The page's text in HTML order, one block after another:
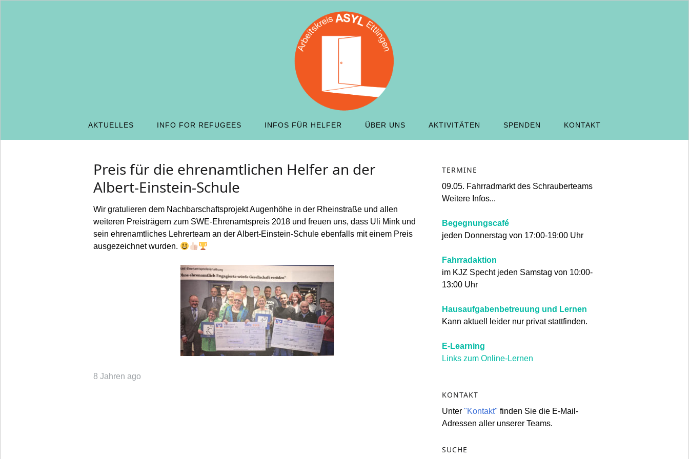
AKTUELLES INFO FOR REFUGEES INFOS FÜR HELFER ÜBER UNS AKTIVITÄTEN SPENDEN KONTAKT
Preis für die ehrenamtlichen Helfer an der
Albert-Einstein-Schule
Wir gratulieren dem Nachbarschaftsprojekt Augenhöhe in der Rheinstraße und allen
weiteren Preisträgern zum SWE-Ehrenamtspreis 2018 und freuen uns, dass Uli Mink und
sein ehrenamtliches Lehrerteam an der Albert-Einstein-Schule ebenfalls mit einem Preis
ausgezeichnet wurden.
8 Jahren ago
TERMINE
09.05. Fahrradmarkt des Schrauberteams
Weitere Infos...
Begegnungscafé
jeden Donnerstag von 17:00-19:00 Uhr
Fahrradaktion
im KJZ Specht jeden Samstag von 10:00-
13:00 Uhr
Hausaufgabenbetreuung und Lernen
Kann aktuell leider nur privat stattfinden.
E-Learning
Links zum Online-Lernen
KONTAKT
Unter"Kontakt" finden Sie die E-Mail-
Adressen aller unserer Teams.
SUCHE